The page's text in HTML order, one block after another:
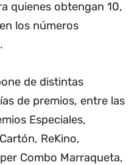
quienes obtengan 10,
los números
de distintas
de premios, entre las
Especiales,
ReKino,
Combo Marraqueta,